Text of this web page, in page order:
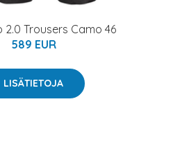
2.0 Trousers Camo 46
589 EUR
LISÄTIETOJA